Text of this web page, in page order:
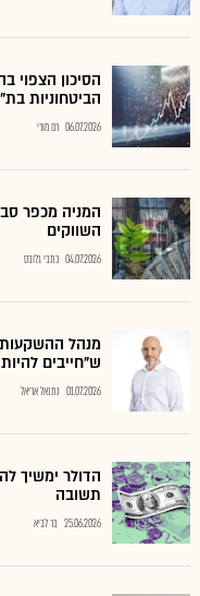
הסיכון הצפוי
הביטחוניות
06.07.2026 רם מורי
המניה מכפר
השווקים
04.07.2026 כתבי גלובס
ש"חייבים
01.07.2026 נתנאל אריאל
הדולר ימשיך
תשובה
25.06.2026 בר לביא